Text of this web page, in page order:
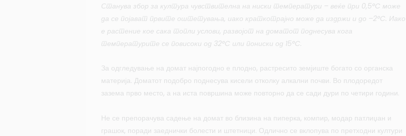
Станува збор за култура чувствителна на ниски температури – веќе при 0,5°C може
да се појават првите оштетувања, иако краткотрајно може да издржи и до –2°C. Иако
е растение кое сака топли услови, развојот на доматот поднесува кога
температурите се повисоки од 32°C или пониски од 15°C.
За одгледување на домат најпогодно е плодно, растресито земјиште богато со органска
материја. Доматот подобро поднесува кисели отколку алкални почви. Во плодоредот
зазема прво место, а на иста површина може повторно да се сади дури по четири години.
Не се препорачува садење на домат во близина на пиперка, компир, модар патлиџан и
грашок, поради заеднички болести и штетници. Одлично се вклопува по претходни култури